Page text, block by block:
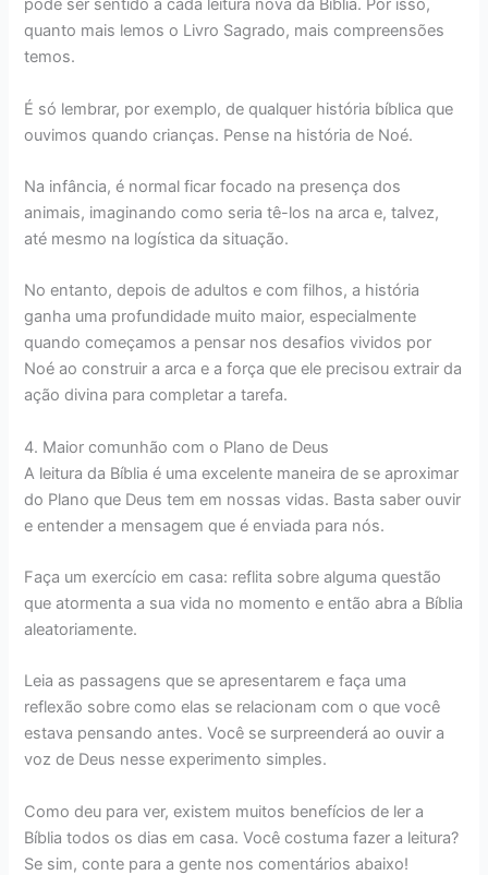
pode ser sentido a cada leitura nova da Bíblia. Por isso,
quanto mais lemos o Livro Sagrado, mais compreensões
temos.
É só lembrar, por exemplo, de qualquer história bíblica que
ouvimos quando crianças. Pense na história de Noé.
Na infância, é normal ficar focado na presença dos
animais, imaginando como seria tê-los na arca e, talvez,
até mesmo na logística da situação.
No entanto, depois de adultos e com filhos, a história
ganha uma profundidade muito maior, especialmente
quando começamos a pensar nos desafios vividos por
Noé ao construir a arca e a força que ele precisou extrair da
ação divina para completar a tarefa.
4. Maior comunhão com o Plano de Deus
A leitura da Bíblia é uma excelente maneira de se aproximar
do Plano que Deus tem em nossas vidas. Basta saber ouvir
e entender a mensagem que é enviada para nós.
Faça um exercício em casa: reflita sobre alguma questão
que atormenta a sua vida no momento e então abra a Bíblia
aleatoriamente.
Leia as passagens que se apresentarem e faça uma
reflexão sobre como elas se relacionam com o que você
estava pensando antes. Você se surpreenderá ao ouvir a
voz de Deus nesse experimento simples.
Como deu para ver, existem muitos benefícios de ler a
Bíblia todos os dias em casa. Você costuma fazer a leitura?
Se sim, conte para a gente nos comentários abaixo!